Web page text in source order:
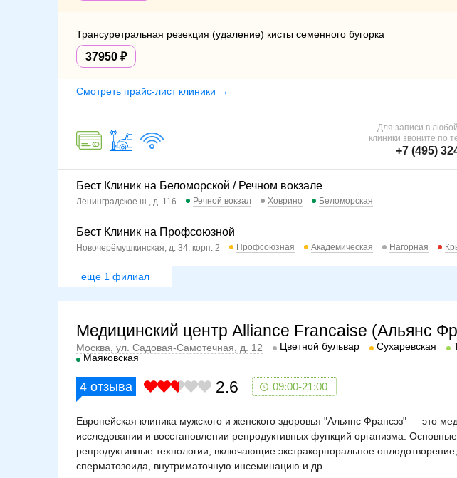
Трансуретральная резекция (удаление) кисты семенного бугорка
37950
Смотреть прайс-лист клиники →
Для записи в
клиники звоните по
+7 (495)
Бест Клиник на Беломорской / Речном вокзале
Ленинградское ш., д. 116 Речной вокзал Ховрино Беломорская
Бест Клиник на Профсоюзной
Новочерёмушкинская, д. 34, корп. 2 Профсоюзная Академическая Нагорная
еще 1 филиал
Медицинский центр Alliance Francaise (Альянс
Москва, ул. Садовая-Самотечная, д. 12 Цветной бульвар Сухаревская
Маяковская
4 отзыва 2.6 09:00-21:00
Европейская клиника мужского и женского здоровья "Альянс Франсэз" — это
исследовании и восстановлении репродуктивных функций организма.
репродуктивные технологии, включающие экстракорпоральное
сперматозоида, внутриматочную инсеминацию и др.